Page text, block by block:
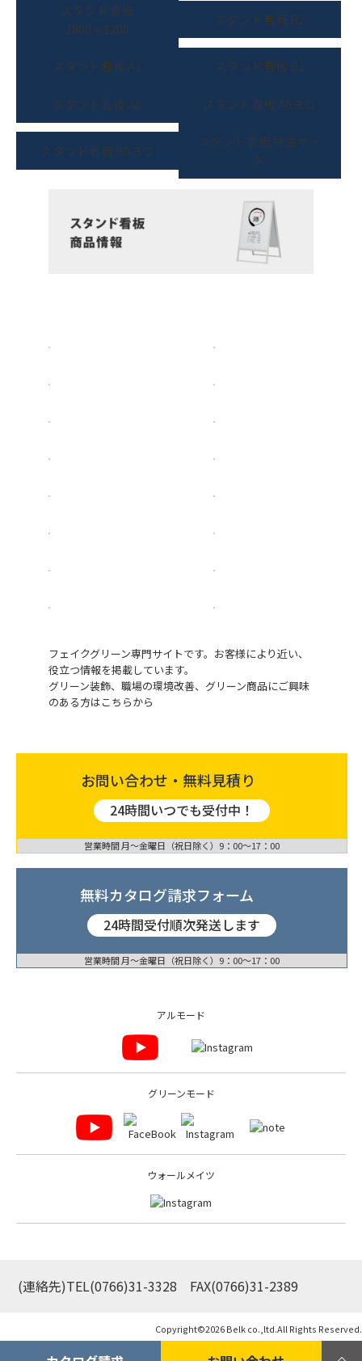
スタンド看板
1800×1200
スタンド看板 B2
スタンド看板 A1 スタンド看板 B1
スタンド看板 A0 スタンド看板 A0ヨコ
スタンド看板 B0ヨコ
スタンド看板 特注サイ
ズ
フェイクグリーン専門サイトです。お客様により近い、
役立つ情報を掲載しています。
グリーン装飾、職場の環境改善、グリーン商品にご興味
のある方はこちらから
お問い合わせ・無料見積り
24時間いつでも受付中！
営業時間 月〜金曜日（祝日除く）9：00〜17：00
無料カタログ請求フォーム
24時間受付順次発送します
営業時間 月〜金曜日（祝日除く）9：00〜17：00
アルモード
グリーンモード
ウォールメイツ
(連絡先)TEL(0766)31-3328 FAX(0766)31-2389
Copyright©2026 Belk co.,ltd.All Rights Reserved.